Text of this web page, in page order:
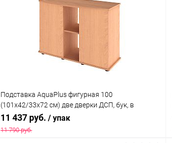
Подставка AquaPlus фигурная 100
(101х42/33х72 см) две дверки ДСП, бук, в
коробке, подходит для модели аквариума LUX
11 437 руб. / упак
11 790 руб.